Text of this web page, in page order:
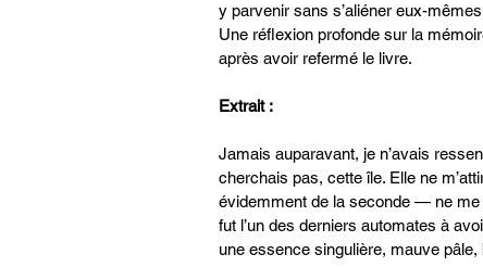
y parvenir sans s’aliéner eux-mêmes
Une réflexion profonde sur la
après avoir refermé le livre.
Extrait :
Jamais auparavant, je n’avais
cherchais pas, cette île. Elle ne
évidemment de la seconde — ne me
fut l’un des derniers automates à
une essence singulière, mauve